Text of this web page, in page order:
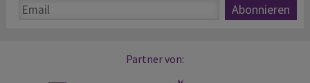
Partner von: